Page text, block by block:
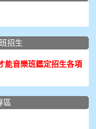
招生
能音樂班鑑定招生各項
區